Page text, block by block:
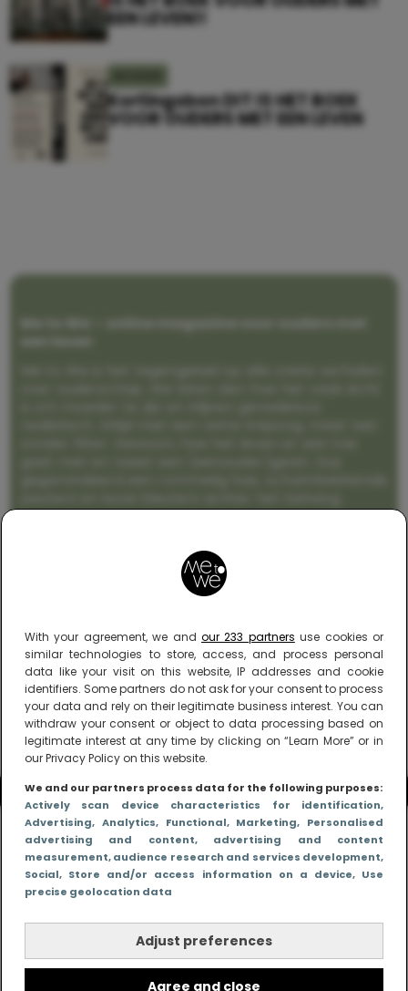
With your agreement, we and our 233 partners use cookies or
similar technologies to store, access, and process personal
data like your visit on this website, IP addresses and cookie
identifiers. Some partners do not ask for your consent to process
your data and rely on their legitimate business interest. You can
withdraw your consent or object to data processing based on
legitimate interest at any time by clicking on “Learn More” or in
our Privacy Policy on this website.
We and our partners process data for the following purposes:
Actively scan device characteristics for identification,
Advertising, Analytics, Functional, Marketing, Personalised
advertising and content, advertising and content
measurement, audience research and services development,
Social, Store and/or access information on a device, Use
precise geolocation data
Adjust preferences
Agree and close
EEN LEVEN!!
Kortingsbon DIT IS HET BOEK
VOOR OUDERS MET EEN LEVEN
Me to We – online magazine voor ouders met